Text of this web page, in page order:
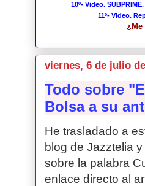
10º- Video.
11º- Video.
viernes, 6 de julio
Todo sobre
Bolsa a su
He trasladado a
blog de Jazztelia
sobre la palabra
enlace directo al